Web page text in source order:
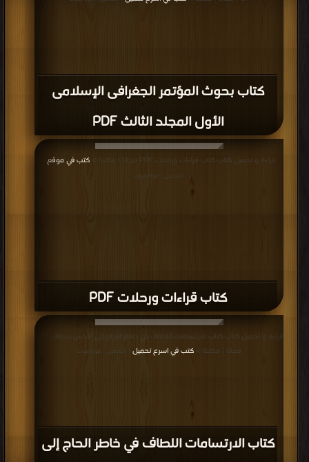
كتاب بحوث المؤتمر الجغرافى الإسلامى
الأول المجلد الثالث PDF
كتاب قراءات ورحلات PDF
قراءة و تحميل كتاب كتاب قراءات ورحلات PDF مجانا | مكتبة > كتب في موقع
التحميل : مرة/مرات
كتاب الارتسامات اللطاف في خاطر الحاج إلى
مجانا | مكتبة > كتب في اسرع تحميل | التحميل : مرة/مرات